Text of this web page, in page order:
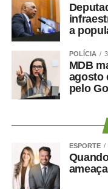
a
POLÍCIA
MDB
agosto
pelo
ESPORTE